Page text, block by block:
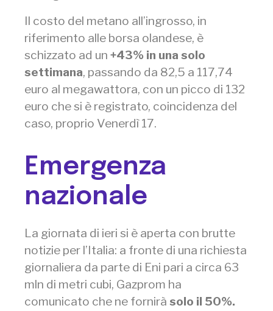
Il costo del metano all’ingrosso, in
riferimento alle borsa olandese, è
schizzato ad un +43% in una solo
settimana, passando da 82,5 a 117,74
euro al megawattora, con un picco di 132
euro che si è registrato, coincidenza del
caso, proprio Venerdì 17.
Emergenza
nazionale
La giornata di ieri si è aperta con brutte
notizie per l’Italia: a fronte di una richiesta
giornaliera da parte di Eni pari a circa 63
mln di metri cubi, Gazprom ha
comunicato che ne fornirà solo il 50%.